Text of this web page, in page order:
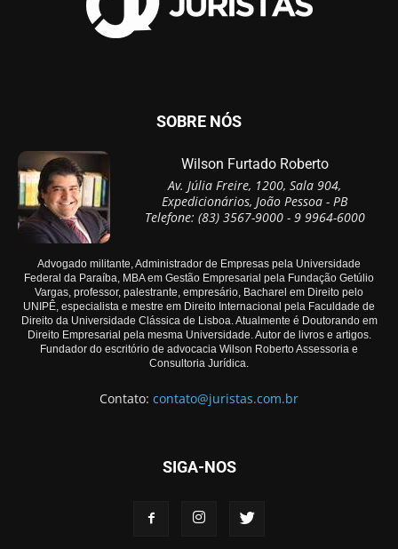
SOBRE NÓS
Wilson Furtado Roberto
Av. Júlia Freire, 1200, Sala 904,
Expedicionários, João Pessoa - PB
Telefone: (83) 3567-9000 - 9 9964-6000
Advogado militante, Administrador de Empresas pela Universidade
Federal da Paraíba, MBA em Gestão Empresarial pela Fundação Getúlio
Vargas, professor, palestrante, empresário, Bacharel em Direito pelo
UNIPÊ, especialista e mestre em Direito Internacional pela Faculdade de
Direito da Universidade Clássica de Lisboa. Atualmente é Doutorando em
Direito Empresarial pela mesma Universidade. Autor de livros e artigos.
Fundador do escritório de advocacia Wilson Roberto Assessoria e
Consultoria Jurídica.
Contato: contato@juristas.com.br
SIGA-NOS